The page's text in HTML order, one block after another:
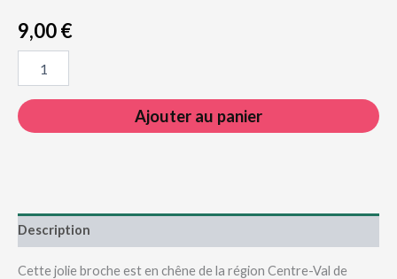
9,00€
en
Bois
Ajouter au panier
Description
Cette jolie broche est en chêne de la région Centre-Val de